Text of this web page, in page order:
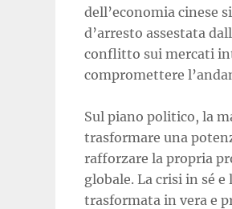
dell’economia cinese
d’arresto assestata
conflitto sui mercati
compromettere
Sul piano politico, la
trasformare una
rafforzare la propria
globale. La crisi in sé
trasformata in vera e